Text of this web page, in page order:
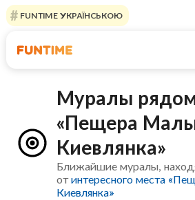
FUNTIME УКРАЇНСЬКОЮ
Муралы
«Пещера
Киевлянка»
Ближайшие муралы,
отинтересного места
Киевлянка»